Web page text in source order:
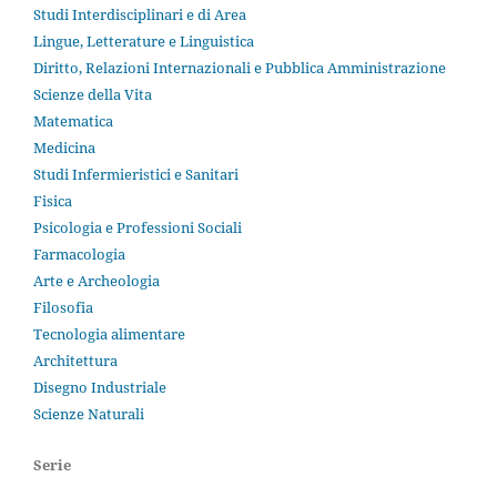
Studi Interdisciplinari e di Area
Lingue, Letterature e Linguistica
Diritto, Relazioni Internazionali e Pubblica Amministrazione
Scienze della Vita
Matematica
Medicina
Studi Infermieristici e Sanitari
Fisica
Psicologia e Professioni Sociali
Farmacologia
Arte e Archeologia
Filosofia
Tecnologia alimentare
Architettura
Disegno Industriale
Scienze Naturali
Serie